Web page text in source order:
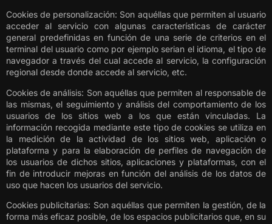
Cookies de personalización: Son aquéllas que permiten al usuario
acceder al servicio con algunas características de carácter
general predefinidas en función de una serie de criterios en el
terminal del usuario como por ejemplo serian el idioma, el tipo de
navegador a través del cual accede al servicio, la configuración
regional desde donde accede al servicio, etc.
Cookies de análisis: Son aquéllas que permiten al responsable de
las mismas, el seguimiento y análisis del comportamiento de los
usuarios de los sitios web a los que están vinculadas. La
información recogida mediante este tipo de cookies se utiliza en
la medición de la actividad de los sitios web, aplicación o
plataforma y para la elaboración de perfiles de navegación de
los usuarios de dichos sitios, aplicaciones y plataformas, con el
fin de introducir mejoras en función del análisis de los datos de
uso que hacen los usuarios del servicio.
Cookies publicitarias: Son aquéllas que permiten la gestión, de la
forma más eficaz posible, de los espacios publicitarios que, en su